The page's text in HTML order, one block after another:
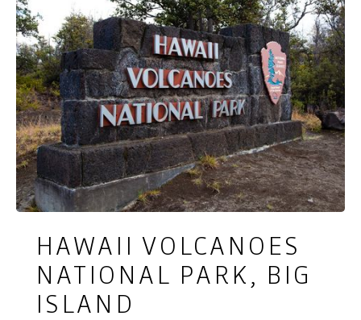
HAWAII VOLCANOES
NATIONAL PARK, BIG
ISLAND